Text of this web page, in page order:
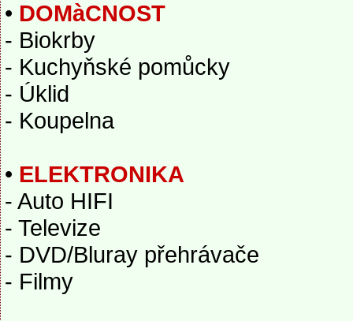
• DOMàCNOST
- Biokrby
- Kuchyňské pomůcky
- Úklid
- Koupelna
• ELEKTRONIKA
- Auto HIFI
- Televize
- DVD/Bluray přehrávače
- Filmy